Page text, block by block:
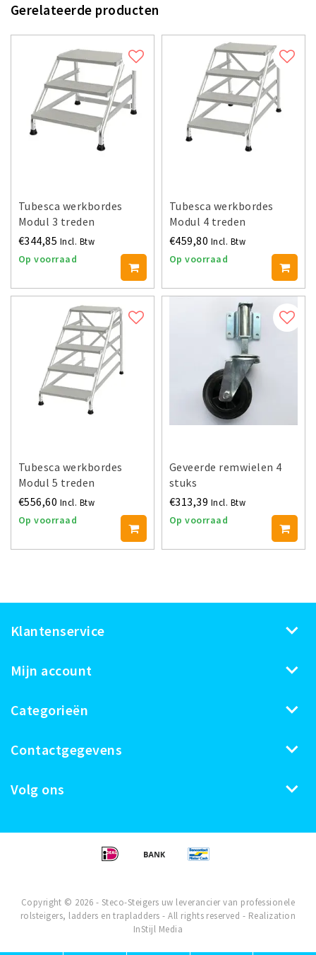
Gerelateerde producten
Tubesca werkbordes
Modul 3 treden
€344,85 Incl. Btw
Op voorraad
Tubesca werkbordes
Modul 4 treden
€459,80 Incl. Btw
Op voorraad
Tubesca werkbordes
Modul 5 treden
€556,60 Incl. Btw
Op voorraad
Geveerde remwielen 4
stuks
€313,39 Incl. Btw
Op voorraad
Klantenservice
Mijn account
Categorieën
Contactgegevens
Volg ons
Copyright © 2026 - Steco-Steigers uw leverancier van professionele
rolsteigers, ladders en trapladders - All rights reserved - Realization
InStijl Media